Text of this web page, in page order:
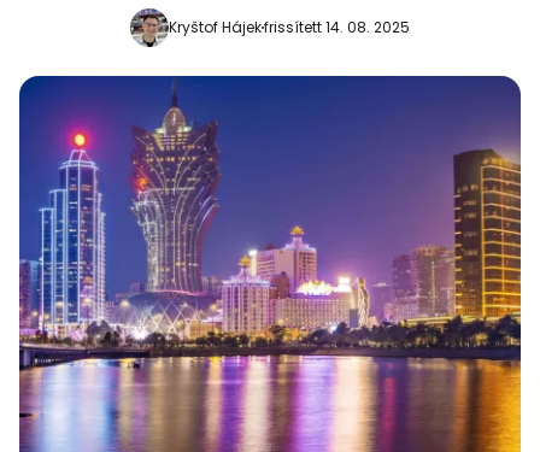
Kryštof Hájekfrissített 14. 08. 2025
Folytatás a Facebookkal
Folytassa e-mailben